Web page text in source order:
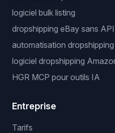
logiciel bulk listing
dropshipping eBay sans API
automatisation
logiciel dropshipping
HGR MCP pour outils IA
Entreprise
Tarifs